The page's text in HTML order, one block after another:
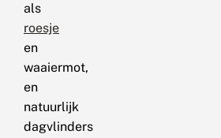
als
roesje
en
waaiermot,
en
natuurlijk
dagvlinders